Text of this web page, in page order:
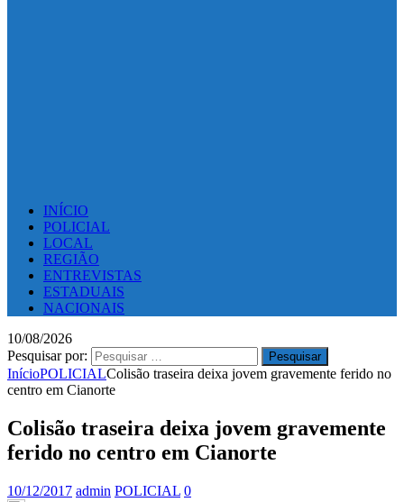
INÍCIO
POLICIAL
LOCAL
REGIÃO
ENTREVISTAS
ESTADUAIS
NACIONAIS
10/08/2026
Pesquisar por:
InícioPOLICIALColisão traseira deixa jovem gravemente ferido no
centro em Cianorte
Colisão traseira deixa jovem gravemente
ferido no centro em Cianorte
10/12/2017 admin POLICIAL 0